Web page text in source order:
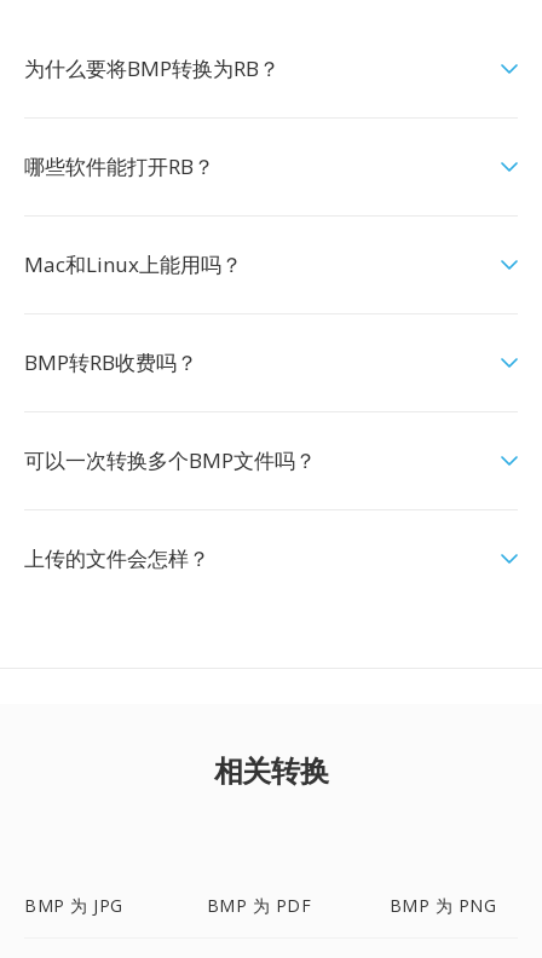
为什么要将BMP转换为RB？
哪些软件能打开RB？
Mac和Linux上能用吗？
BMP转RB收费吗？
可以一次转换多个BMP文件吗？
上传的文件会怎样？
相关转换
BMP 为 JPG BMP 为 PDF BMP 为 PNG